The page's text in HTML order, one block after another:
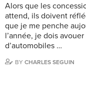
Alors que les
attend, ils doivent
que je me penche
l’année, je dois
d’automobiles …
BY CHARLES SEGUIN